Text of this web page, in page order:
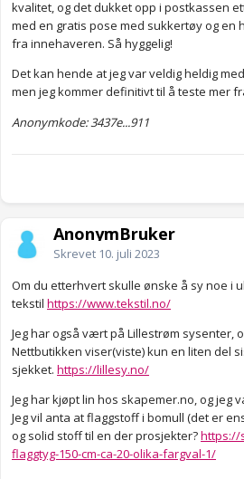
kvalitet, og det dukket opp i postkassen
med en gratis pose med sukkertøy og en
fra innehaveren. Så hyggelig!
Det kan hende at jeg var veldig heldig
men jeg kommer definitivt til å teste mer
Anonymkode: 3437e...911
AnonymBruker
Skrevet 10. juli 2023
Om du etterhvert skulle ønske å sy noe i
tekstil https://www.tekstil.no/
Jeg har også vært på Lillestrøm sysenter,
Nettbutikken viser(viste) kun en liten del
sjekket. https://lillesy.no/
Jeg har kjøpt lin hos skapemer.no, og jeg
Jeg vil anta at flaggstoff i bomull (det er
og solid stoff til en der prosjekter?https://
flaggtyg-150-cm-ca-20-olika-fargval-1/